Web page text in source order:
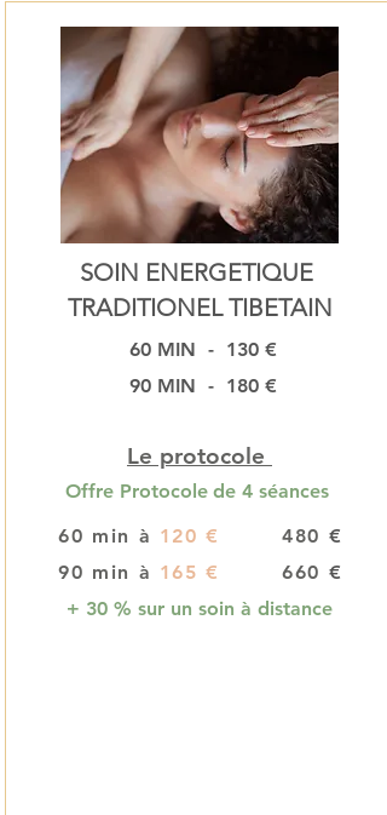
SOIN ENERGETIQUE
TRADITIONEL TIBETAIN
60 MIN - 130 €
90 MIN - 180 €
Le protocole
Offre Protocole de4 séances
60 min à 120€ 480 €
90 min à 165€ 660 €
+ 30 % sur un soin à distance